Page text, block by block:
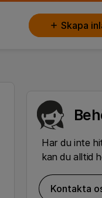
Skapa
Har du inte
kan du alltid
Kontakta